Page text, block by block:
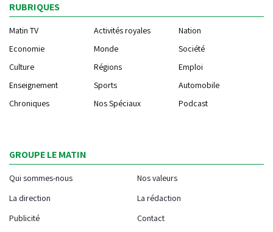
RUBRIQUES
Matin TV Activités royales
Nation
Economie
Monde
Société
Culture
Régions
Emploi
Enseignement
Sports
Automobile
Chroniques
Nos Spéciaux Podcast
GROUPE LE MATIN
Qui sommes-nous
Nos valeurs
La direction
La rédaction
Publicité
Contact